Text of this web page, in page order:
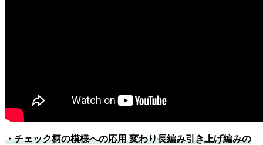
・チェック柄の模様への応用 変わり長編み引き上げ編みの